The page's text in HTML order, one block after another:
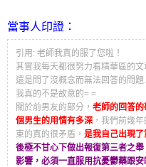
當事人印證：
引用: 老師我真的服了您啦！
其實我每天都很努力看精華區的
還是問了沒概念而無法回答的問題
我真的不是故意的= =
關於前男友的部分， 老師的回答
個男生的用情有多深 ，我們前幾
束的真的很矛盾， 是我自己出現
後極不甘心下做出報復第三者之
影響，必須一直服用抗憂鬱藥跟